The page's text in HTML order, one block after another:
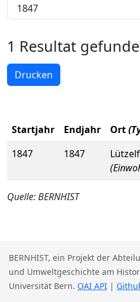
1 Resultat
Drucken
Startjahr Endjahr Ort
1847
1847
Quelle: BERNHIST
BERNHIST, ein Projekt der
und Umweltgeschichte am
Universität Bern. OAI API |